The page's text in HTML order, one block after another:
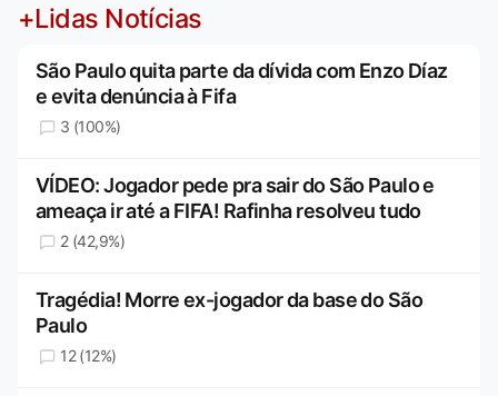
+Lidas Notícias
São Paulo quita parte da dívida com Enzo Díaz
e evita denúncia à Fifa
3 (100%)
VÍDEO: Jogador pede pra sair do São Paulo e
ameaça ir até a FIFA! Rafinha resolveu tudo
2 (42,9%)
Tragédia! Morre ex-jogador da base do São
Paulo
12 (12%)